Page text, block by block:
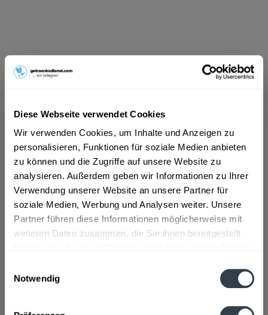
Diese Webseite verwendet Cookies
Wir verwenden Cookies, um Inhalte und Anzeigen zu
personalisieren, Funktionen für soziale Medien anbieten
zu können und die Zugriffe auf unsere Website zu
analysieren. Außerdem geben wir Informationen zu Ihrer
Verwendung unserer Website an unsere Partner für
soziale Medien, Werbung und Analysen weiter. Unsere
Partner führen diese Informationen möglicherweise mit
weiteren Daten zusammen, die Sie ihnen bereitgestellt
Notwendig
ab 11,79 € *
Vorrätig
MEHRWEG
+3,30 € Pfand
In den Warenkorb
Artikel-Nr.:
31532
Verfügbar in:
mehr